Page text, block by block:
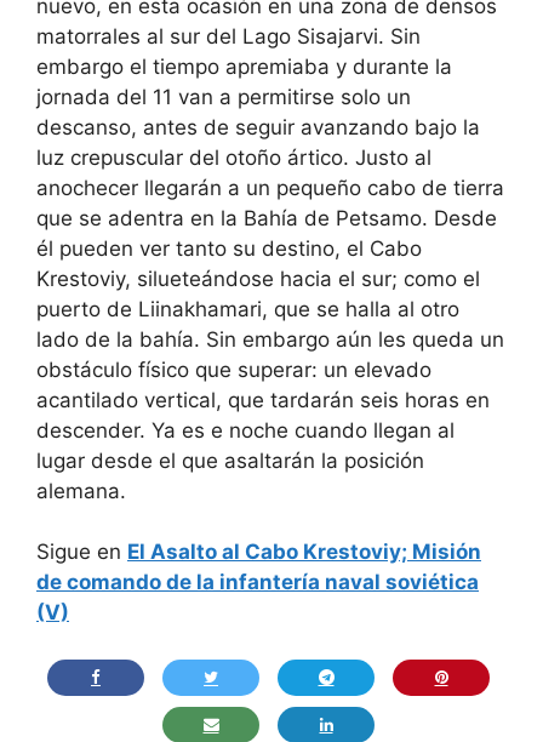
nuevo, en esta ocasión en una zona de densos
matorrales al sur del Lago Sisajarvi. Sin
embargo el tiempo apremiaba y durante la
jornada del 11 van a permitirse solo un
descanso, antes de seguir avanzando bajo la
luz crepuscular del otoño ártico. Justo al
anochecer llegarán a un pequeño cabo de tierra
que se adentra en la Bahía de Petsamo. Desde
él pueden ver tanto su destino, el Cabo
Krestoviy, silueteándose hacia el sur; como el
puerto de Liinakhamari, que se halla al otro
lado de la bahía. Sin embargo aún les queda un
obstáculo físico que superar: un elevado
acantilado vertical, que tardarán seis horas en
descender. Ya es e noche cuando llegan al
lugar desde el que asaltarán la posición
alemana.
Sigue en El Asalto al Cabo Krestoviy; Misión
de comando de la infantería naval soviética
(V)